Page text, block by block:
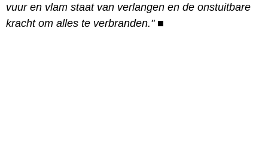
vuur en vlam staat van verlangen en de onstuitbare
kracht om alles te verbranden." ■